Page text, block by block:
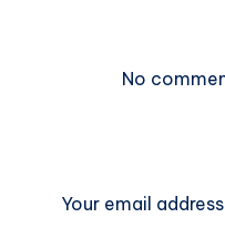
No
Your email